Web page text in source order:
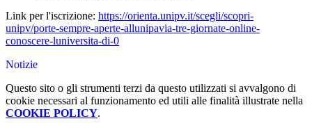
Link per l'iscrizione: https://orienta.unipv.it/scegli/scopri-
unipv/porte-sempre-aperte-allunipavia-tre-giornate-online-
conoscere-luniversita-di-0
Notizie
Questo sito o gli strumenti terzi da questo utilizzati si avvalgono di
cookie necessari al funzionamento ed utili alle finalità illustrate nella
COOKIE POLICY.